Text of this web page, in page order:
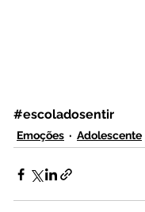
#escoladosentir
Emoções Adolescente